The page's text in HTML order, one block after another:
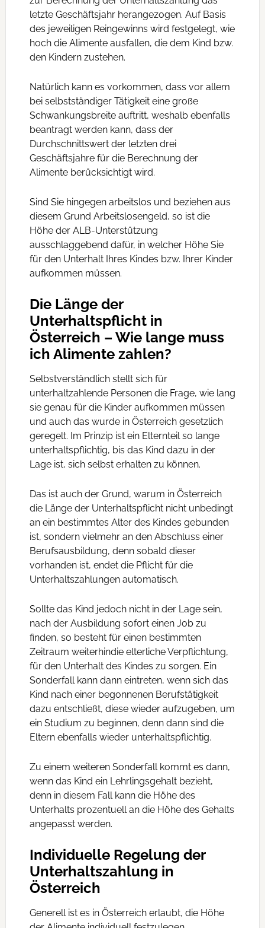
letzte Geschäftsjahr herangezogen. Auf Basis
des jeweiligen Reingewinns wird festgelegt, wie
hoch die Alimente ausfallen, die dem Kind bzw.
den Kindern zustehen.
Natürlich kann es vorkommen, dass vor allem
bei selbstständiger Tätigkeit eine große
Schwankungsbreite auftritt, weshalb ebenfalls
beantragt werden kann, dass der
Durchschnittswert der letzten drei
Geschäftsjahre für die Berechnung der
Alimente berücksichtigt wird.
Sind Sie hingegen arbeitslos und beziehen aus
diesem Grund Arbeitslosengeld, so ist die
Höhe der ALB-Unterstützung
ausschlaggebend dafür, in welcher Höhe Sie
für den Unterhalt Ihres Kindes bzw. Ihrer Kinder
aufkommen müssen.
Die Länge der
Unterhaltspflicht in
Österreich – Wie lange muss
ich Alimente zahlen?
Selbstverständlich stellt sich für
unterhaltzahlende Personen die Frage, wie lang
sie genau für die Kinder aufkommen müssen
und auch das wurde in Österreich gesetzlich
geregelt. Im Prinzip ist ein Elternteil so lange
unterhaltspflichtig, bis das Kind dazu in der
Lage ist, sich selbst erhalten zu können.
Das ist auch der Grund, warum in Österreich
die Länge der Unterhaltspflicht nicht unbedingt
an ein bestimmtes Alter des Kindes gebunden
ist, sondern vielmehr an den Abschluss einer
Berufsausbildung, denn sobald dieser
vorhanden ist, endet die Pflicht für die
Unterhaltszahlungen automatisch.
Sollte das Kind jedoch nicht in der Lage sein,
nach der Ausbildung sofort einen Job zu
finden, so besteht für einen bestimmten
Zeitraum weiterhindie elterliche Verpflichtung,
für den Unterhalt des Kindes zu sorgen. Ein
Sonderfall kann dann eintreten, wenn sich das
Kind nach einer begonnenen Berufstätigkeit
dazu entschließt, diese wieder aufzugeben, um
ein Studium zu beginnen, denn dann sind die
Eltern ebenfalls wieder unterhaltspflichtig.
Zu einem weiteren Sonderfall kommt es dann,
wenn das Kind ein Lehrlingsgehalt bezieht,
denn in diesem Fall kann die Höhe des
Unterhalts prozentuell an die Höhe des Gehalts
angepasst werden.
Individuelle Regelung der
Unterhaltszahlung in
Österreich
Generell ist es in Österreich erlaubt, die Höhe